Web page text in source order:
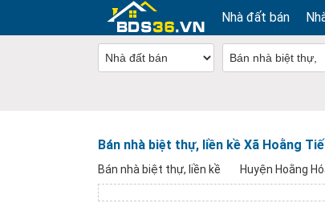
Nhà đất bán
Bán nhà biệt thự, liền kề Xã Hoằng
Bán nhà biệt thự, liền kề Huyện Hoằng